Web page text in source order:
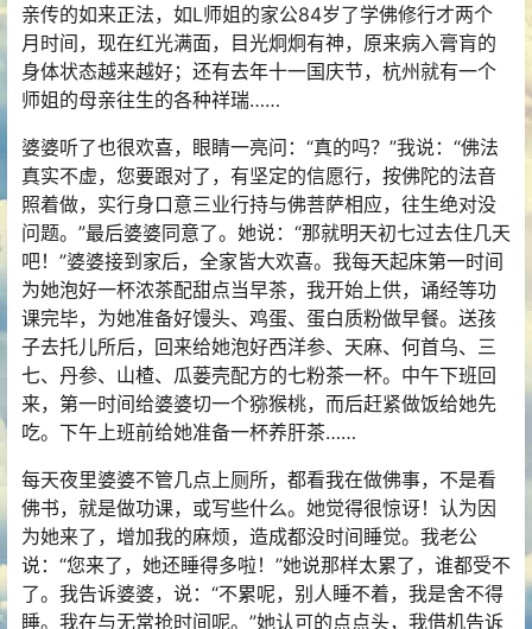
亲传的如来正法，如L师姐的家公84岁了学佛修行才两个
月时间，现在红光满面，目光炯炯有神，原来病入膏肓的
身体状态越来越好；还有去年十一国庆节，杭州就有一个
师姐的母亲往生的各种祥瑞……
婆婆听了也很欢喜，眼睛一亮问：“真的吗？”我说：“佛法
真实不虚，您要跟对了，有坚定的信愿行，按佛陀的法音
照着做，实行身口意三业行持与佛菩萨相应，往生绝对没
问题。”最后婆婆同意了。她说：“那就明天初七过去住几天
吧！”婆婆接到家后，全家皆大欢喜。我每天起床第一时间
为她泡好一杯浓茶配甜点当早茶，我开始上供，诵经等功
课完毕，为她准备好馒头、鸡蛋、蛋白质粉做早餐。送孩
子去托儿所后，回来给她泡好西洋参、天麻、何首乌、三
七、丹参、山楂、瓜蒌壳配方的七粉茶一杯。中午下班回
来，第一时间给婆婆切一个猕猴桃，而后赶紧做饭给她先
吃。下午上班前给她准备一杯养肝茶……
每天夜里婆婆不管几点上厕所，都看我在做佛事，不是看
佛书，就是做功课，或写些什么。她觉得很惊讶！认为因
为她来了，增加我的麻烦，造成都没时间睡觉。我老公
说：“您来了，她还睡得多啦！”她说那样太累了，谁都受不
了。我告诉婆婆，说：“不累呢，别人睡不着，我是舍不得
睡。我在与无常抢时间呢。”她认可的点点头，我借机告诉